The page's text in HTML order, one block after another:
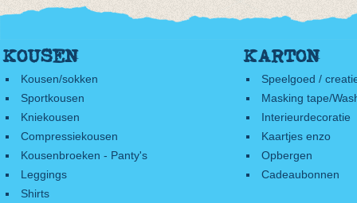
KOUSEN
Kousen/sokken
Sportkousen
Kniekousen
Compressiekousen
Kousenbroeken - Panty's
Leggings
Shirts
KARTON
Speelgoed /
Masking tape/
Interieurdecoratie
Kaartjes enzo
Opbergen
Cadeaubonnen